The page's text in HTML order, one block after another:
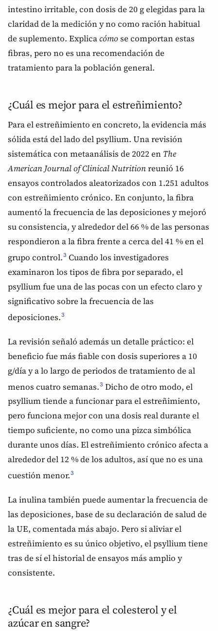
intestino irritable, con dosis de 20 g elegidas para la
claridad de la medición y no como ración habitual
de suplemento. Explicacómo se comportan estas
fibras, pero no es una recomendación de
tratamiento para la población general.
¿Cuál es mejor para el estreñimiento?
Para el estreñimiento en concreto, la evidencia más
sólida está del lado del psyllium. Una revisión
sistemática con metaanálisis de 2022 en The
American Journal of Clinical Nutritionreunió 16
ensayos controlados aleatorizados con 1.251 adultos
con estreñimiento crónico. En conjunto, la fibra
aumentó la frecuencia de las deposiciones y mejoró
su consistencia, y alrededor del 66 % de las personas
respondieron a la fibra frente a cerca del 41 % en el
grupo control.3 Cuando los investigadores
examinaron los tipos de fibra por separado, el
psyllium fue una de las pocas con un efecto claro y
significativo sobre la frecuencia de las
deposiciones.3
La revisión señaló además un detalle práctico: el
beneficio fue más fiable con dosis superiores a 10
g/día y a lo largo de periodos de tratamiento de al
menos cuatro semanas.3 Dicho de otro modo, el
psyllium tiende a funcionar para el estreñimiento,
pero funciona mejor con una dosis real durante el
tiempo suficiente, no como una pizca simbólica
durante unos días. El estreñimiento crónico afecta a
alrededor del 12 % de los adultos, así que no es una
cuestión menor.3
La inulina también puede aumentar la frecuencia de
las deposiciones, base de su declaración de salud de
la UE, comentada más abajo. Pero si aliviar el
estreñimiento es su único objetivo, el psyllium tiene
tras de sí el historial de ensayos más amplio y
consistente.
¿Cuál es mejor para el colesterol y el
azúcar en sangre?